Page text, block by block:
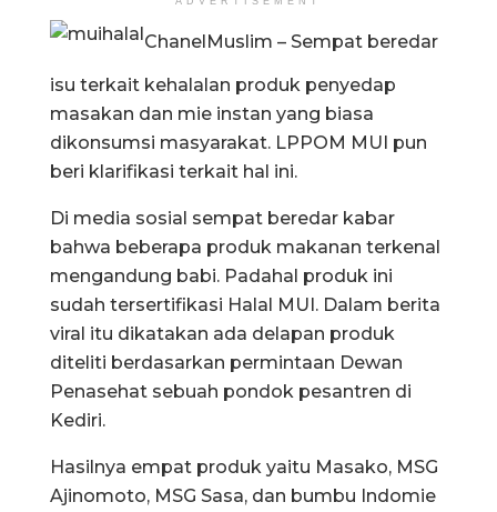
ChanelMuslim – Sempat beredar
isu terkait kehalalan produk penyedap
masakan dan mie instan yang biasa
dikonsumsi masyarakat. LPPOM MUI pun
beri klarifikasi terkait hal ini.
Di media sosial sempat beredar kabar
bahwa beberapa produk makanan terkenal
mengandung babi. Padahal produk ini
sudah tersertifikasi Halal MUI. Dalam berita
viral itu dikatakan ada delapan produk
diteliti berdasarkan permintaan Dewan
Penasehat sebuah pondok pesantren di
Kediri.
Hasilnya empat produk yaitu Masako, MSG
Ajinomoto, MSG Sasa, dan bumbu Indomie